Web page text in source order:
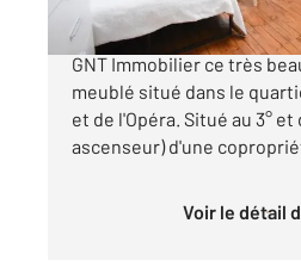
Venez visiter avec votre
GNT Immobilier ce très
meublé situé dans le
et de l'Opéra. Situé au 3°
ascenseur) d'une
Voir le détail